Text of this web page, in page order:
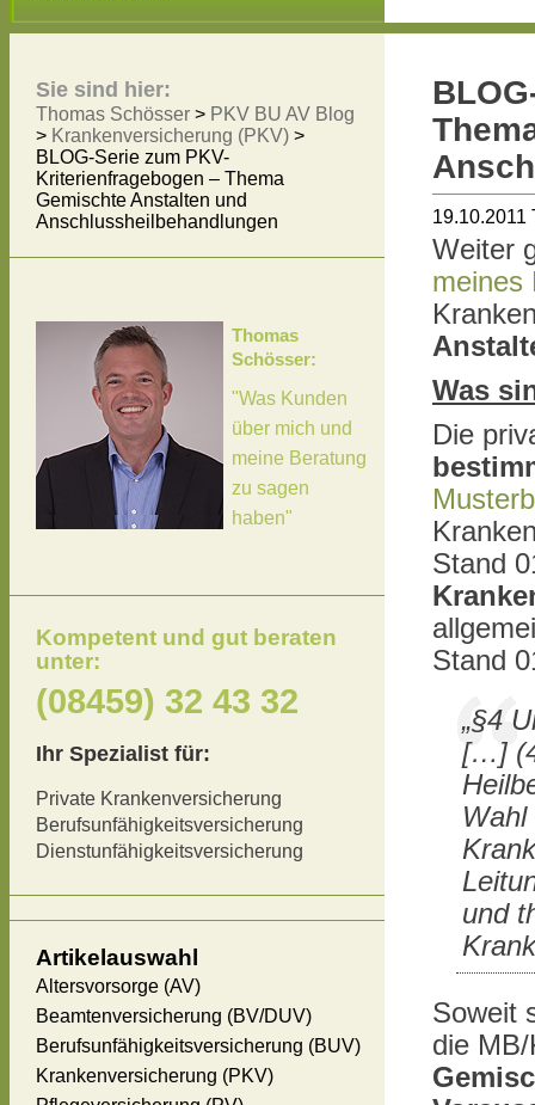
19.10.2011
Weiter
meines
Was
Die
Stand
Stand
„§4
[…]
und
Soweit
die
Sie sind hier:
Thomas Schösser > PKV BU AV Blog
> Krankenversicherung (PKV) >
BLOG-Serie zum PKV-
Kriterienfragebogen – Thema
Gemischte Anstalten und
Anschlussheilbehandlungen
Thomas
Schösser:
"Was Kunden
über mich und
meine Beratung
zu sagen
haben"
Kompetent und gut beraten
unter:
(08459) 32 43 32
Ihr Spezialist für:
Private Krankenversicherung
Berufsunfähigkeitsversicherung
Dienstunfähigkeitsversicherung
Artikelauswahl
Altersvorsorge (AV)
Beamtenversicherung (BV/DUV)
Berufsunfähigkeitsversicherung (BUV)
Krankenversicherung (PKV)